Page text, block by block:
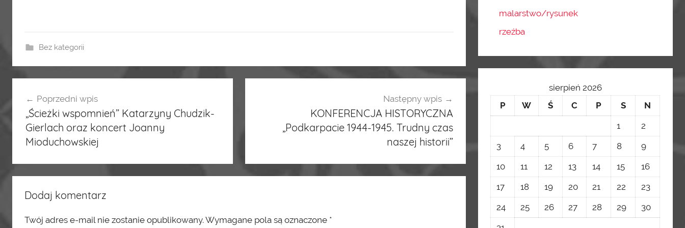
Bez kategorii
Nawigacja
wpisu
Poprzedni wpis
„Ścieżki wspomnień” Katarzyny Chudzik-
Gierlach oraz koncert Joanny
Mioduchowskiej
Następny wpis
KONFERENCJA HISTORYCZNA
„Podkarpacie 1944-1945. Trudny czas
naszej historii”
Dodaj komentarz
Twój adres e-mail nie zostanie opublikowany.Wymagane pola są oznaczone *
malarstwo/rysunek
rzeźba
sierpień 2026
P
W Ś C P S
N
1
2
3
4 5 6 7 8
9
10
11 12 13 14 15
16
17
18 19 20 21 22
23
24
25 26 27 28 29
30